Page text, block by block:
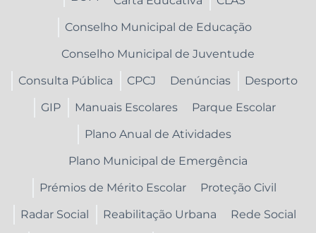
Conselho Municipal de Educação
Conselho Municipal de Juventude
Consulta Pública
CPCJ Denúncias
Desporto
GIP
Manuais Escolares
Parque Escolar
Plano Anual de Atividades
Plano Municipal de Emergência
Prémios de Mérito Escolar
Proteção Civil
Radar Social
Reabilitação Urbana
Rede Social